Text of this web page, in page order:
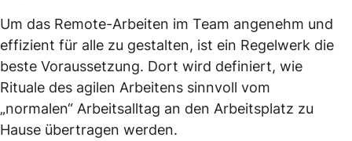
Um das Remote-Arbeiten im Team angenehm und
effizient für alle zu gestalten, ist ein Regelwerk die
beste Voraussetzung. Dort wird definiert, wie
Rituale des agilen Arbeitens sinnvoll vom
„normalen“ Arbeitsalltag an den Arbeitsplatz zu
Hause übertragen werden.